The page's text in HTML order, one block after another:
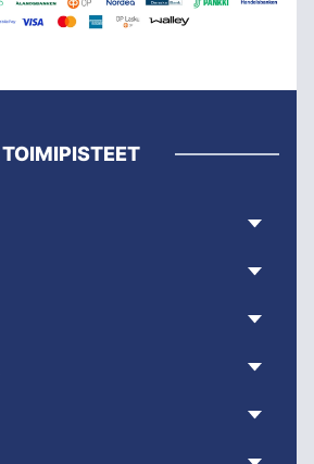
TOIMIPISTEET